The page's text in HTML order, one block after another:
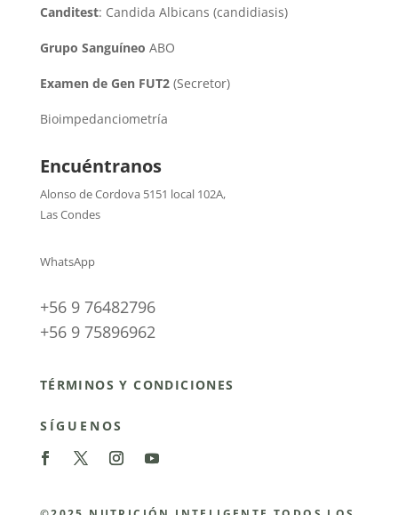
Canditest: Candida Albicans (candidiasis)
Grupo Sanguíneo ABO
Examen de Gen FUT2(Secretor)
Bioimpedanciometría
Encuéntranos
Alonso de Cordova 5151 local 102A,
Las Condes
WhatsApp
+56 9 76482796
+56 9 75896962
TÉRMINOS Y CONDICIONES
SÍGUENOS